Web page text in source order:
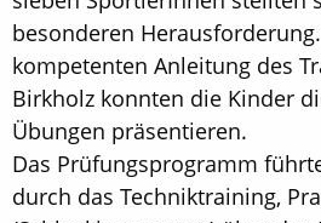
besonderen
kompetenten Anleitung des
Birkholz konnten die Kinder
Übungen präsentieren.
Das Prüfungsprogramm
durch das Techniktraining,